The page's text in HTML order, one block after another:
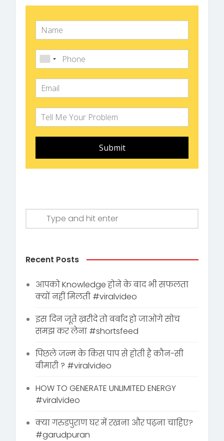
Submit
Recent Posts
आपको Knowledge होने के बाद भी सफलता
क्यों नहीं मिलती #viralvideo
इस दिन जूते ख़रीदे तो बर्बाद हो जाओगे सोच
समझ कर लेना #shortsfeed
पिछले जन्म के किस पाप से होती है कौन-सी
बीमारी ? #viralvideo
HOW TO GENERATE UNLIMITED ENERGY
#viralvideo
क्या गरुडपुराण घर में रखना और पढ़ना चाहिए?
#garudpuran